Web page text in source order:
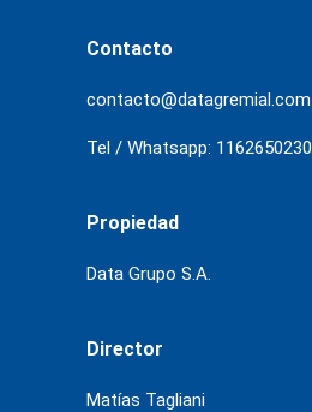
Contacto
contacto@datagremial.com
Tel / Whatsapp: 1162650230
Propiedad
Data Grupo S.A.
Director
Matías Tagliani